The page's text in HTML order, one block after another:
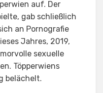
auf. Der
gab schließlich
an Pornografie
Jahres, 2019,
sexuelle
Töpperwiens
belächelt.